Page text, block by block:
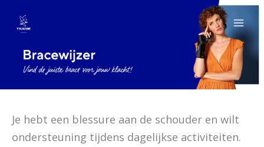
naar
inhoud
Je hebt een blessure aan de schouder en wilt
ondersteuning tijdens dagelijkse activiteiten.